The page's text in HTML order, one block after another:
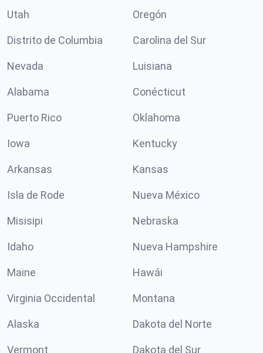
Utah Oregón
Distrito de Columbia Carolina del Sur
Nevada Luisiana
Alabama Conécticut
Puerto Rico Oklahoma
Iowa Kentucky
Arkansas Kansas
Isla de Rode Nueva México
Misisipi Nebraska
Idaho Nueva Hampshire
Maine Hawái
Virginia Occidental Montana
Alaska Dakota del Norte
Vermont Dakota del Sur